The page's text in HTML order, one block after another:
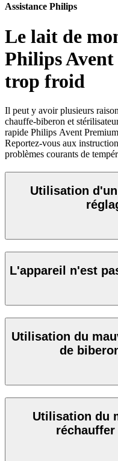
Assistance Philips
Le lait de
Philips
trop froid
Il peut y avoir plusieurs
chauffe-biberon et
rapide Philips Avent
Reportez-vous aux
problèmes courants de
Utilisation
L'appareil n'est
Utilisation du
de
Utilisation du